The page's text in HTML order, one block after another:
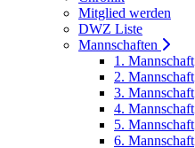
Mitglied werden
DWZ Liste
Mannschaften
1. Mannschaft
2. Mannschaft
3. Mannschaft
4. Mannschaft
5. Mannschaft
6. Mannschaft